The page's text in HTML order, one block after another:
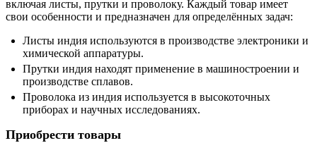
включая листы, прутки и проволоку. Каждый товар имеет
свои особенности и предназначен для определённых задач:
Листы индия используются в производстве электроники и
химической аппаратуры.
Прутки индия находят применение в машиностроении и
производстве сплавов.
Проволока из индия используется в высокоточных
приборах и научных исследованиях.
Приобрести товары